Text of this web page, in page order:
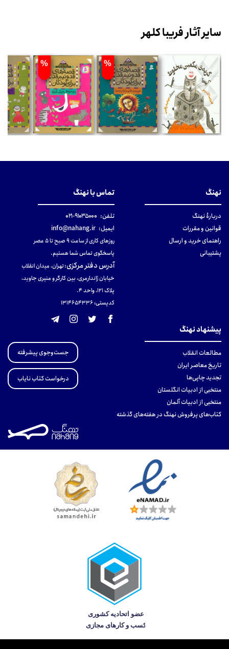
سایر آثار فریبا کلهر
%
%
نهنگ
دربارهٔ نهنگ
قوانین و مقررات
راهنمای خرید و ارسال
پشتیبانی
تماس با نهنگ
تلفن: ۹۱۰۳۵۰۰۰-۰۲۱
ایمیل: info@nahang.ir
روزهای کاری از ساعت ۹ صبح تا ۵ عصر
پاسخگوی تماس شما هستیم.
آدرس دفتر مرکزی:تهران، میدان انقلاب
خیابان ژاندارمری، بین کارگر و منیری جاوید،
پلاک 121، واحد ۴.
کدپستی: 131465433۶
پیشنهاد نهنگ
مطالعات انقلاب
تاریخ معاصر ایران
تجدید چاپی‌ها
منتخبی از ادبیات انگلستان
منتخبی از ادبیات آلمان
کتاب‌های پرفروش نهنگ در هفته‌های گذشته
جست‌وجوی پیشرفته
درخواست کتاب نایاب